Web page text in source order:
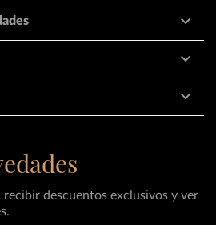



recibir descuentos exclusivos y ver